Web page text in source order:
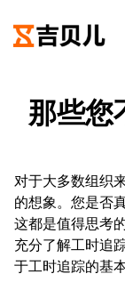
那些您
对于大多数组织
的想象。您是否
这都是值得思考
充分了解工时追
于工时追踪的基